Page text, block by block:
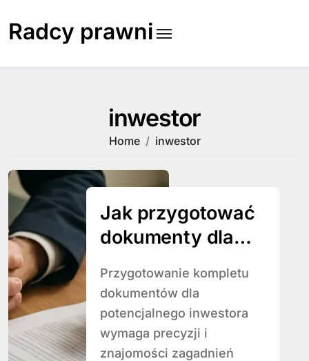
content
Radcy prawni
inwestor
Home inwestor
Jak przygotować
dokumenty dla
Przygotowanie kompletu
dokumentów dla
potencjalnego inwestora
wymaga precyzji i
znajomości zagadnień